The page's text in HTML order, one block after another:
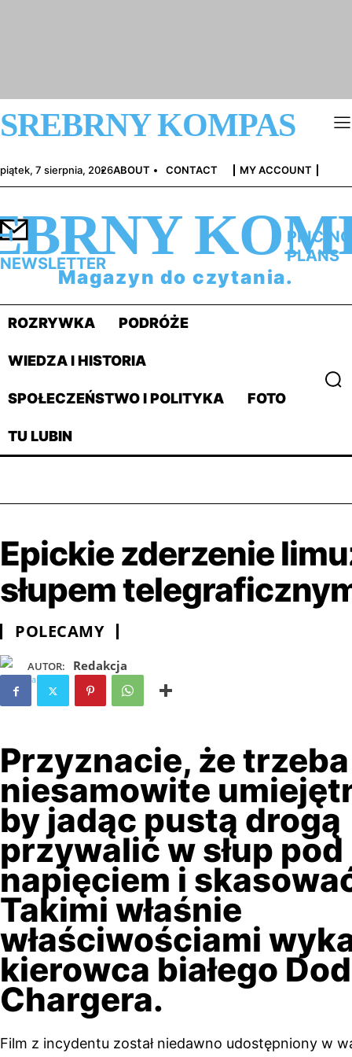
SREBRNY KOMPAS
piątek, 7 sierpnia, 2026ABOUT CONTACT MY ACCOUNT
NEWSLETTER
Magazyn do czytania.
PRICING
PLANS
ROZRYWKA PODRÓŻE
WIEDZA I HISTORIA
SPOŁECZEŃSTWO I POLITYKA FOTO
TU LUBIN
Epickie zderzenie
słupem
POLECAMY
AUTOR: Redakcja
Przyznacie, że
niesamowite
by jadąc pustą drogą
przywalić w słup pod
napięciem i
Takimi właśnie
właściwościami
kierowca białego
Chargera.
Film z incydentu został niedawno udostępniony w